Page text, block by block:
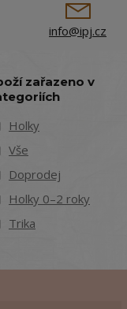
info@ipj.cz
zařazeno v
Holky
Vše
Doprodej
Holky 0–2 roky
Trika